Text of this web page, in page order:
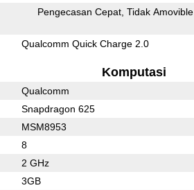
Pengecasan Cepat Tidak Amovible
Qualcomm Quick Charge 2.0
Komputasi
Qualcomm
Snapdragon 625
MSM8953
8
2 GHz
3GB